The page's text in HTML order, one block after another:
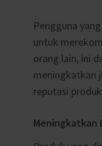
Pengguna
untuk
orang lain, ini
meningkatkan
reputasi
Meningkatkan